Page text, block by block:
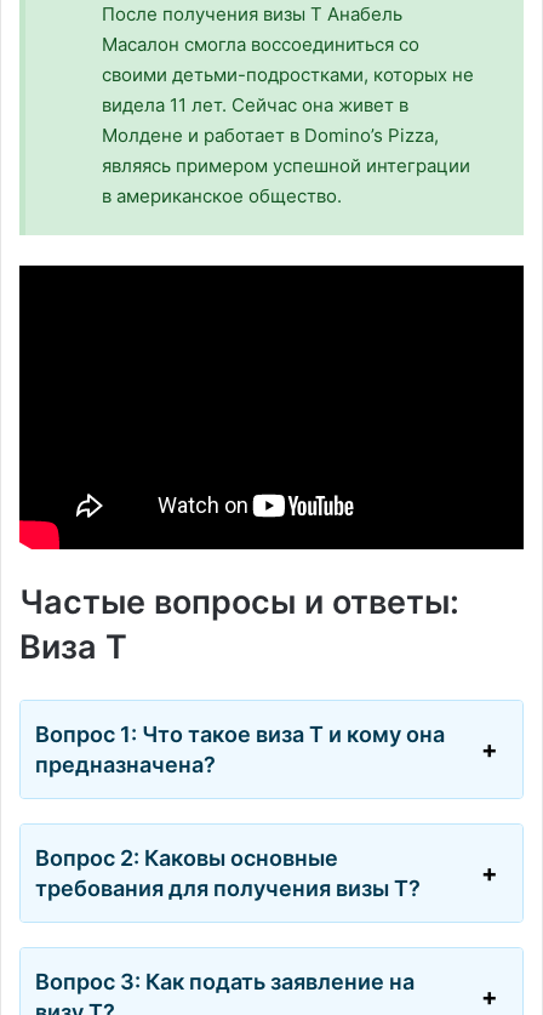
После получения визы T Анабель
Масалон смогла воссоединиться со
своими детьми-подростками, которых не
видела 11 лет. Сейчас она живет в
Молдене и работает в Domino’s Pizza,
являясь примером успешной интеграции
в американское общество.
Частые вопросы и ответы:
Виза T
Вопрос 1: Что такое виза Т и кому она
предназначена?
Вопрос 2: Каковы основные
требования для получения визы Т?
Вопрос 3: Как подать заявление на